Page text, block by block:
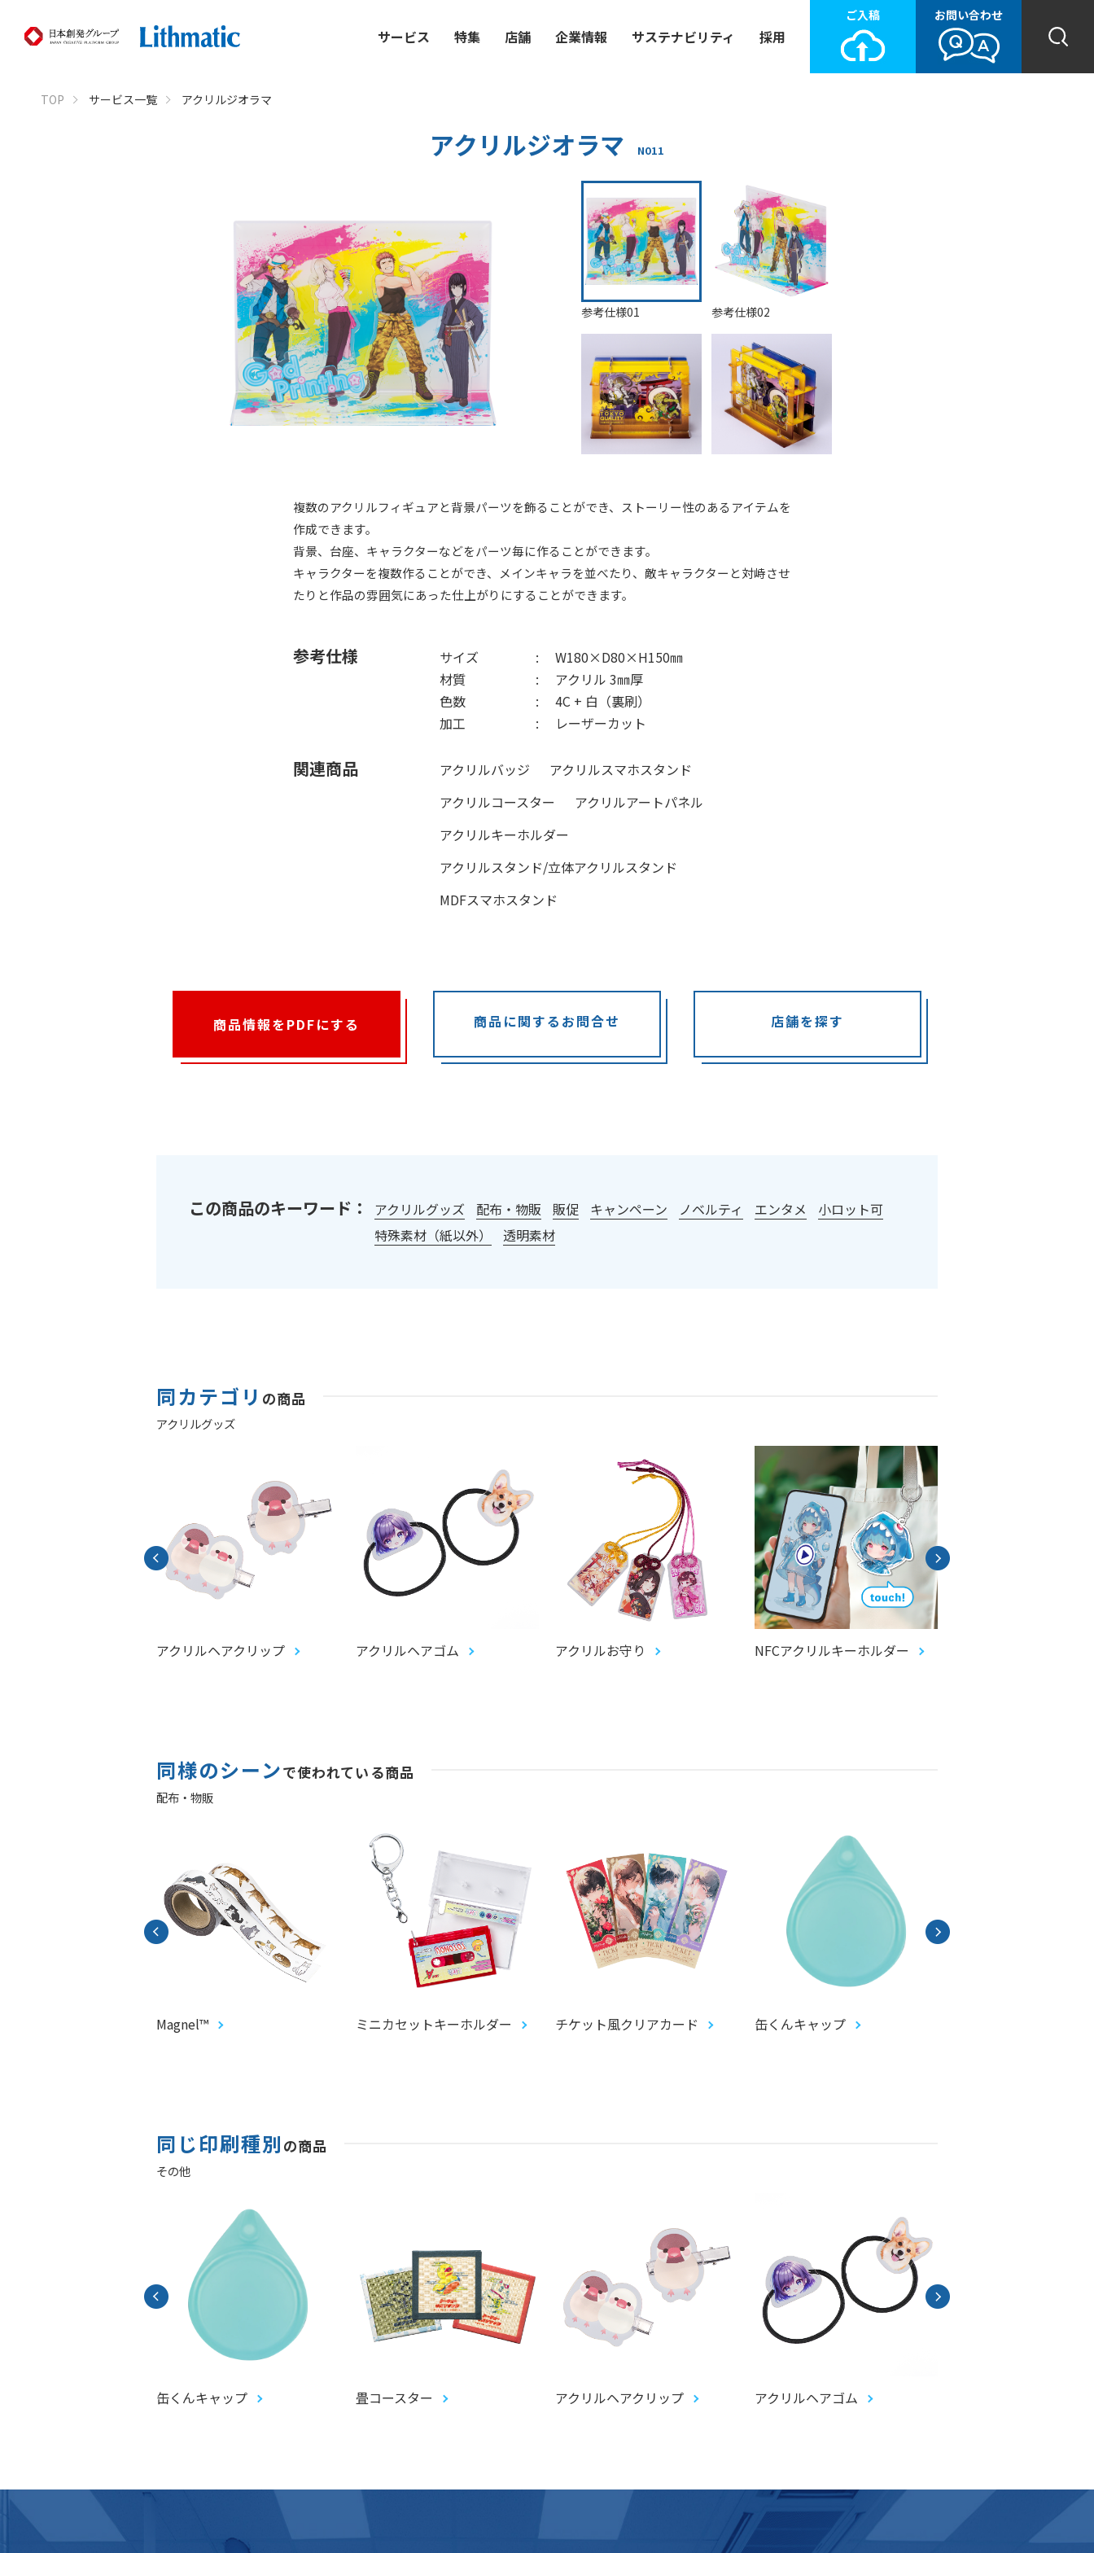
サービス 特集 店舗 企業情報 サステナビリティ 採用
ご入稿 お問い合わせ
TOP サービス一覧 アクリルジオラマ
アクリルジオラマ N011
参考仕様01 参考仕様02
複数のアクリルフィギュアと背景パーツを飾ることができ、ストーリー性のあるアイテムを
作成できます。
背景、台座、キャラクターなどをパーツ毎に作ることができます。
キャラクターを複数作ることができ、メインキャラを並べたり、敵キャラクターと対峙させ
たりと作品の雰囲気にあった仕上がりにすることができます。
参考仕様 サイズ
W180×D80×H150㎜
材質
アクリル 3㎜厚
色数
4C + 白（裏刷）
加工
レーザーカット
関連商品 アクリルバッジ
アクリルスマホスタンド
アクリルコースター
アクリルアートパネル
アクリルキーホルダー
アクリルスタンド/立体アクリルスタンド
MDFスマホスタンド
商品情報をPDFにする 商品に関するお問合せ 店舗を探す
この商品のキーワード： アクリルグッズ 配布・物販 販促 キャンペーン ノベルティ エンタメ
小ロット可
特殊素材（紙以外）
透明素材
同カテゴリ の商品
アクリルグッズ
アクリルヘアクリップ アクリルヘアゴム アクリルお守り NFCアクリルキーホルダー
同様のシーンで使われている商品
配布・物販
Magnel™ ミニカセットキーホルダー チケット風クリアカード 缶くんキャップ
同じ印刷種別 の商品
その他
缶くんキャップ 畳コースター アクリルヘアクリップ アクリルヘアゴム